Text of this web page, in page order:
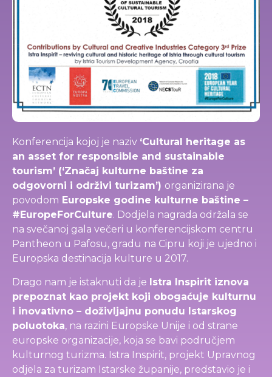
Konferencija kojoj je naziv ‘Cultural heritage as
an asset for responsible and sustainable
tourism’ (‘Značaj kulturne baštine za
odgovorni i održivi turizam’) organizirana je
povodom Europske godine kulturne baštine –
#EuropeForCulture. Dodjela nagrada održala se
na svečanoj gala večeri u konferencijskom centru
Pantheon u Pafosu, gradu na Cipru koji je ujedno i
Europska destinacija kulture u 2017.
Drago nam je istaknuti da je Istra Inspirit iznova
prepoznat kao projekt koji obogaćuje kulturnu
i inovativno – doživljajnu ponudu Istarskog
poluotoka, na razini Europske Unije i od strane
europske organizacije, koja se bavi područjem
kulturnog turizma. Istra Inspirit, projekt Upravnog
odjela za turizam Istarske županije, predstavio je i